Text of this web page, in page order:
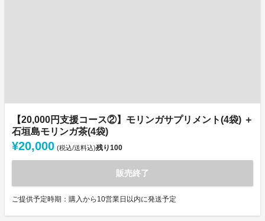
【20,000円支援コース②】モリンガサプリメント(4袋) ＋
石垣島モリンガ茶(4袋)
¥20,000 (税込/送料込)残り100
販売終了
ご提供予定時期：購入から10営業日以内に発送予定